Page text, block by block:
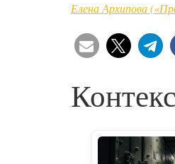
Елена Архипова